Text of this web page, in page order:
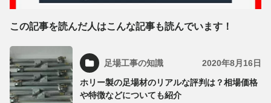
この記事を読んだ人はこんな記事も読んでいます！
足場工事の知識 2020年8月16日
ホリー製の足場材のリアルな評判は？相場価格
や特徴などについても紹介